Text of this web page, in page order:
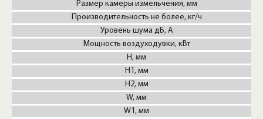
Размер камеры измельчения, мм
Производительность не более, кг/ч
Уровень шума дБ, А
Мощность воздуходувки, кВт
H, мм
H1, мм
H2, мм
W, мм
W1, мм